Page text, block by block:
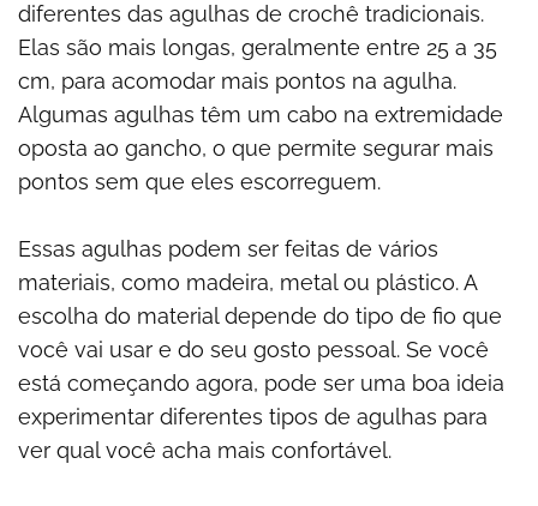
diferentes das agulhas de crochê tradicionais.
Elas são mais longas, geralmente entre 25 a 35
cm, para acomodar mais pontos na agulha.
Algumas agulhas têm um cabo na extremidade
oposta ao gancho, o que permite segurar mais
pontos sem que eles escorreguem.
Essas agulhas podem ser feitas de vários
materiais, como madeira, metal ou plástico. A
escolha do material depende do tipo de fio que
você vai usar e do seu gosto pessoal. Se você
está começando agora, pode ser uma boa ideia
experimentar diferentes tipos de agulhas para
ver qual você acha mais confortável.